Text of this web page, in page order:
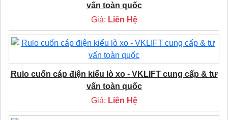
vấn toàn quốc
Giá: Liên Hệ
Rulo cuốn cáp điện kiểu lò xo - VKLIFT cung cấp & tư
vấn toàn quốc
Giá: Liên Hệ